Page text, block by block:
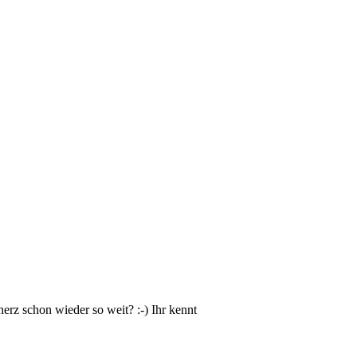
schon wieder so weit? :-) Ihr kennt